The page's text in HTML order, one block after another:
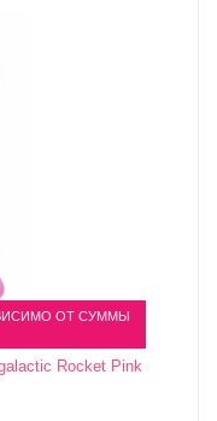
ОТ СУММЫ
Rocket Pink